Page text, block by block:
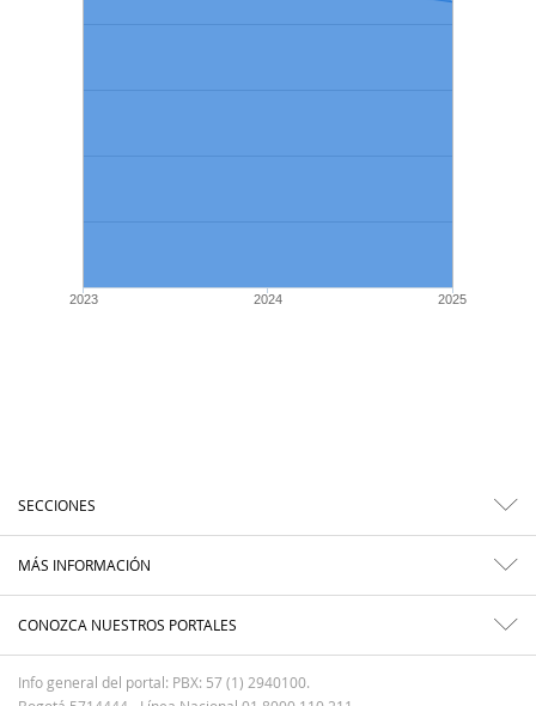
2023 2024 2025
SECCIONES
MÁS INFORMACIÓN
CONOZCA NUESTROS PORTALES
Info general del portal: PBX: 57 (1) 2940100.